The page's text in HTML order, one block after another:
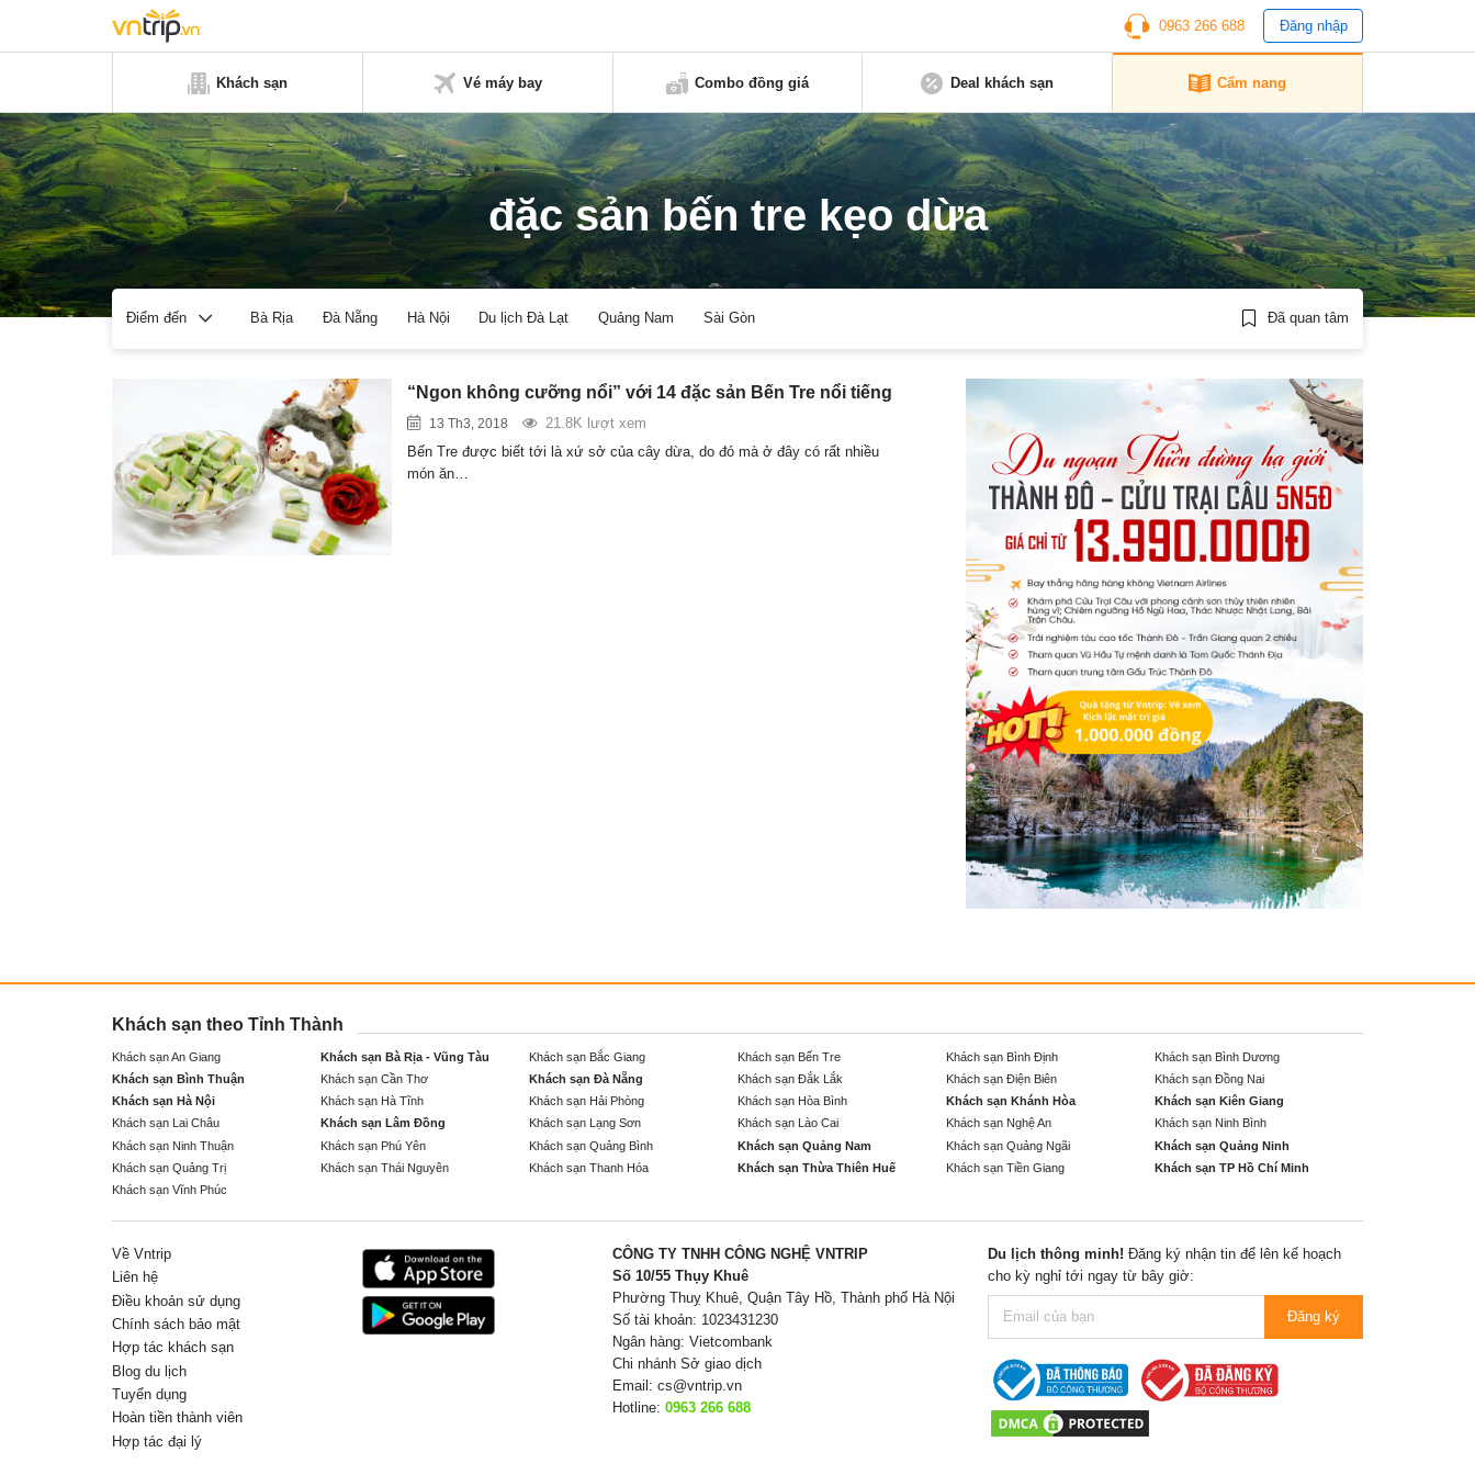
0963 266 688 Đăng nhập
Khách sạn Vé máy bay Combo đồng giá Deal khách sạn Cẩm nang
đặc sản bến tre kẹo dừa
Điểm đến Bà Rịa Đà Nẵng Hà Nội Du lịch Đà Lạt Quảng Nam Sài Gòn Đã quan tâm
“Ngon không cưỡng nổi” với 14 đặc sản Bến Tre nổi tiếng
13 Th3, 2018
21.8K lượt xem
Bến Tre được biết tới là xứ sở của cây dừa, do đó mà ở đây có rất nhiều
món ăn…
Khách sạn theo Tỉnh Thành
Khách sạn An Giang Khách sạn Bà Rịa - Vũng Tàu Khách sạn Bắc Giang Khách sạn Bến Tre Khách sạn Bình Định
Khách sạn Bình Dương
Khách sạn Bình Thuận
Khách sạn Cần Thơ Khách sạn Đà Nẵng Khách sạn Đắk Lắk Khách sạn Điện Biên
Khách sạn Đồng Nai
Khách sạn Hà Nội
Khách sạn Hà Tĩnh Khách sạn Hải Phòng Khách sạn Hòa Bình Khách sạn Khánh Hòa
Khách sạn Kiên Giang
Khách sạn Lai Châu
Khách sạn Lâm Đồng Khách sạn Lạng Sơn Khách sạn Lào Cai Khách sạn Nghệ An
Khách sạn Ninh Bình
Khách sạn Ninh Thuận
Khách sạn Phú Yên Khách sạn Quảng Bình Khách sạn Quảng Nam Khách sạn Quảng Ngãi
Khách sạn Quảng Ninh
Khách sạn Quảng Trị
Khách sạn Thái Nguyên Khách sạn Thanh Hóa Khách sạn Thừa Thiên Huế Khách sạn Tiền Giang
Khách sạn TP Hồ Chí Minh
Khách sạn Vĩnh Phúc
Về Vntrip
Liên hệ
Điều khoản sử dụng
Chính sách bảo mật
Hợp tác khách sạn
Blog du lịch
Tuyển dụng
Hoàn tiền thành viên
Hợp tác đại lý
CÔNG TY TNHH CÔNG NGHỆ VNTRIP
Số 10/55 Thụy Khuê
Phường Thuỵ Khuê, Quận Tây Hồ, Thành phố Hà Nội
Số tài khoản: 1023431230
Ngân hàng: Vietcombank
Chi nhánh Sở giao dịch
Email: cs@vntrip.vn
Hotline: 0963 266 688
Du lịch thông minh! Đăng ký nhận tin để lên kế hoạch
cho kỳ nghỉ tới ngay từ bây giờ:
Đăng ký